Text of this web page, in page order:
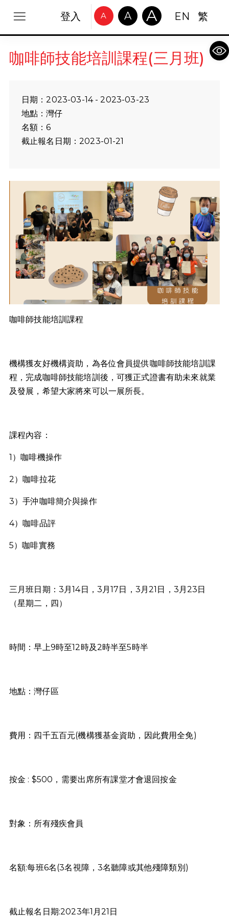
登入 A A A EN 繁
咖啡師技能培訓課程(三月班)
日期：2023-03-14 - 2023-03-23
地點：灣仔
名額：6
截止報名日期：2023-01-21
咖啡師技能培訓課程
機構獲友好機構資助，為各位會員提供咖啡師技能培訓課
程，完成咖啡師技能培訓後，可獲正式證書有助未來就業
及發展，希望大家將來可以一展所長。
課程內容：
1）咖啡機操作
2）咖啡拉花
3）手沖咖啡簡介與操作
4）咖啡品評
5）咖啡實務
三月班日期：3月14日，3月17日，3月21日，3月23日
（星期二，四）
時間：早上9時至12時及2時半至5時半
地點：灣仔區
費用：四千五百元(機構獲基金資助，因此費用全免)
按金 : $500，需要出席所有課堂才會退回按金
對象：所有殘疾會員
名額:每班6名(3名視障，3名聽障或其他殘障類別)
截止報名日期:2023年1月21日